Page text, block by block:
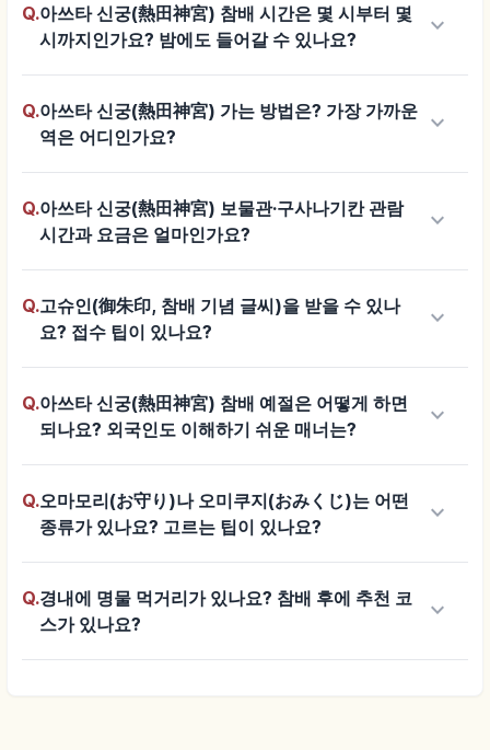
Q.아쓰타 신궁(熱田神宮) 참배 시간은 몇 시부터 몇
시까지인가요? 밤에도 들어갈 수 있나요?
keyboard_arrow_down
Q.아쓰타 신궁(熱田神宮) 가는 방법은? 가장 가까운
역은 어디인가요?
keyboard_arrow_down
Q.아쓰타 신궁(熱田神宮) 보물관·구사나기칸 관람
시간과 요금은 얼마인가요?
keyboard_arrow_down
Q.고슈인(御朱印, 참배 기념 글씨)을 받을 수 있나
요? 접수 팁이 있나요?
keyboard_arrow_down
Q.아쓰타 신궁(熱田神宮) 참배 예절은 어떻게 하면
되나요? 외국인도 이해하기 쉬운 매너는?
keyboard_arrow_down
Q.오마모리(お守り)나 오미쿠지(おみくじ)는 어떤
종류가 있나요? 고르는 팁이 있나요?
keyboard_arrow_down
Q.경내에 명물 먹거리가 있나요? 참배 후에 추천 코
스가 있나요?
keyboard_arrow_down